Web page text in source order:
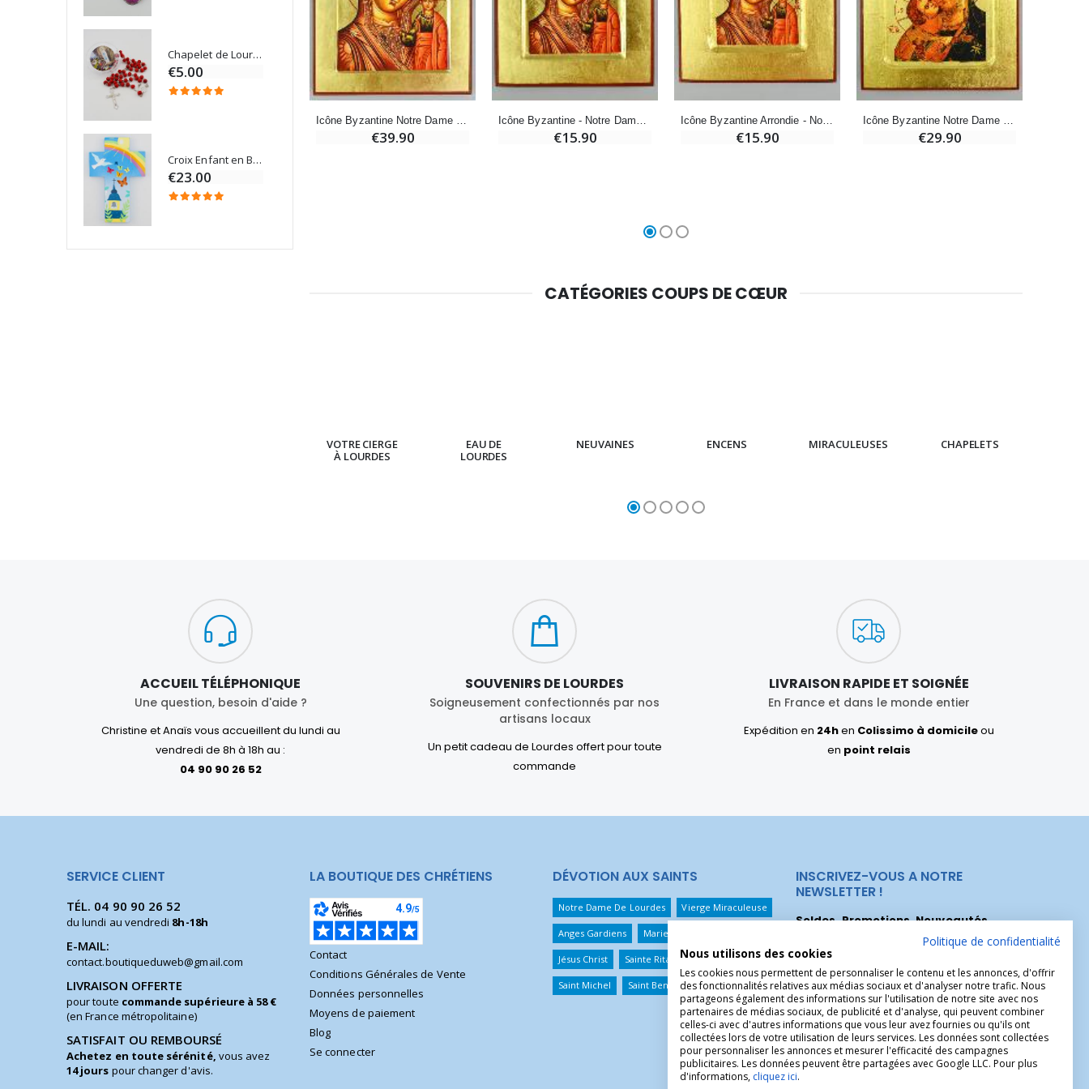
Chapelet de Lourdes en Bois
€5.00
Croix Enfant en Bois Eglise Papillons et Arc-en-ciel 15 cm
€23.00
Huile d'Onction
€9.90 €5.00
Huile d'Onction
€9.90
€39.90 €15.90
Icône Byzantine Arrondie - Notre Dame de Kazan - 13cm
€15.90 €29.90
CATÉGORIES COUPS DE CŒUR
VOTRE CIERGE
À LOURDES
EAU DE
LOURDES
NEUVAINES ENCENS MIRACULEUSES CHAPELETS
ACCUEIL TÉLÉPHONIQUE
Une question, besoin d'aide ?
Christine et Anaïs vous accueillent du lundi au
vendredi de 8h à 18h au :
04 90 90 26 52
SOUVENIRS DE LOURDES
Soigneusement confectionnés par nos
artisans locaux
Un petit cadeau de Lourdes offert pour toute
commande
LIVRAISON RAPIDE ET SOIGNÉE
En France et dans le monde entier
Expédition en 24hen Colissimo à domicileou
en point relais
SERVICE CLIENT
TÉL. 04 90 90 26 52
du lundi au vendredi 8h-18h
E-MAIL:
contact.boutiqueduweb@gmail.com
LIVRAISON OFFERTE
pour toute commande supérieure à 58 €
(en France métropolitaine)
SATISFAIT OU REMBOURSÉ
Achetez en toute sérénité, vous avez
14 jours pour changer d'avis.
LA BOUTIQUE DES CHRÉTIENS
Contact
Conditions Générales de Vente
Données personnelles
Moyens de paiement
Blog
Se connecter
DÉVOTION AUX SAINTS
Notre Dame De Lourdes Vierge Miraculeuse
Anges Gardiens Marie Qui Défait Les Noeuds
Jésus Christ Sainte Rita Sainte Thérèse
Saint Michel Saint Benoît Saint Christophe
INSCRIVEZ-VOUS A NOTRE
NEWSLETTER !
Soldes, Promotions, Nouveautés...
Inscrivez-vous maintenant pour recevoir
nos meilleures offres.
Politique de confidentialité
Nous utilisons des cookies
Les cookies nous permettent de personnaliser le contenu et les annonces, d'offrir
des fonctionnalités relatives aux médias sociaux et d'analyser notre trafic. Nous
partageons également des informations sur l'utilisation de notre site avec nos
partenaires de médias sociaux, de publicité et d'analyse, qui peuvent combiner
celles-ci avec d'autres informations que vous leur avez fournies ou qu'ils ont
collectées lors de votre utilisation de leurs services. Les données sont collectées
pour personnaliser les annonces et mesurer l'efficacité des campagnes
publicitaires. Les données peuvent être partagées avec Google LLC. Pour plus
d'informations, cliquez ici.